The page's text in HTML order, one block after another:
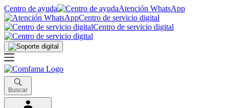
Centro de ayuda
Atención WhatsApp
Centro de servicio digital
Centro de servicio digital
Buscar